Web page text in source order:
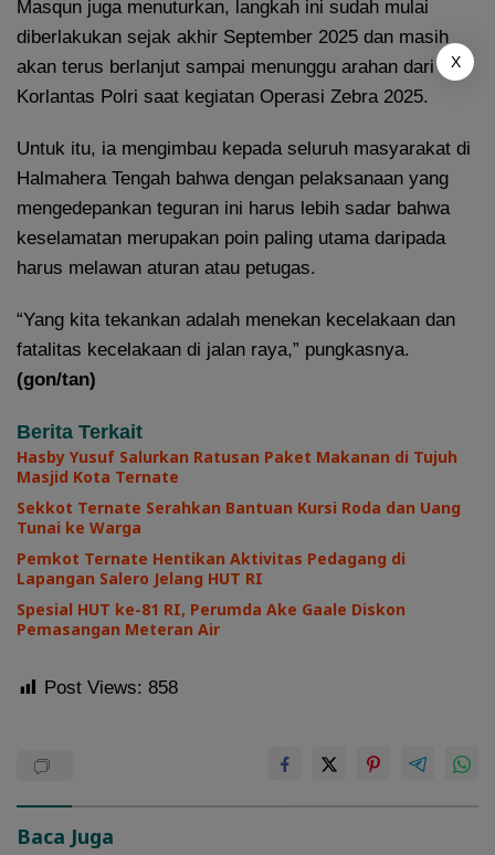
Masqun juga menuturkan, langkah ini sudah mulai
diberlakukan sejak akhir September 2025 dan masih
akan terus berlanjut sampai menunggu arahan dari
Korlantas Polri saat kegiatan Operasi Zebra 2025.
Untuk itu, ia mengimbau kepada seluruh masyarakat di
Halmahera Tengah bahwa dengan pelaksanaan yang
mengedepankan teguran ini harus lebih sadar bahwa
keselamatan merupakan poin paling utama daripada
harus melawan aturan atau petugas.
“Yang kita tekankan adalah menekan kecelakaan dan
fatalitas kecelakaan di jalan raya,” pungkasnya.
(gon/tan)
Berita Terkait
Hasby Yusuf Salurkan Ratusan Paket Makanan di Tujuh
Masjid Kota Ternate
Sekkot Ternate Serahkan Bantuan Kursi Roda dan Uang
Tunai ke Warga
Pemkot Ternate Hentikan Aktivitas Pedagang di
Lapangan Salero Jelang HUT RI
Spesial HUT ke-81 RI, Perumda Ake Gaale Diskon
Pemasangan Meteran Air
Post Views: 858
Baca Juga
X